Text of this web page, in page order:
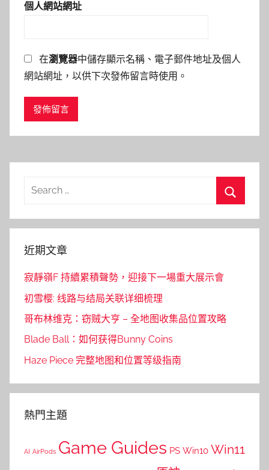
個人網站網址
在瀏覽器中儲存顯示名稱、電子郵件地址及個人
網站網址，以供下次發佈留言時使用。
Search
近期文章
寂靜嶺F 持續累積聲勢，迎接下一場重大展示會
初雪樱: 线路与结局关联详细梳理
哥布林维克：窃贼大亨 – 全地图收集品位置攻略
Blade Ball：如何获得Bunny Coins
Haze Piece 完整地图和位置等级指南
熱門主題
AI AirPods Game Guides PS Win10 Win11